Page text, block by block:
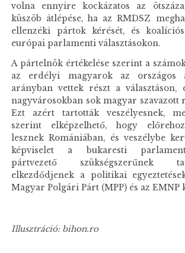
volna ennyire kockázatos az
küszöb átlépése, ha az RMDSZ
ellenzéki pártok kérését, és
európai parlamenti választásokon.
A pártelnök értékelése szerint a
az erdélyi magyarok az országos
arányban vettek részt a választáson,
nagyvárosokban sok magyar
Ezt azért tartották veszélyesnek,
szerint elképzelhető, hogy
lesznek Romániában, és veszélybe
képviselet a bukaresti
pártvezető szükségszerűnek
elkezdődjenek a politikai
Magyar Polgári Párt (MPP) és az EMNP
Illusztráció: bihon.ro